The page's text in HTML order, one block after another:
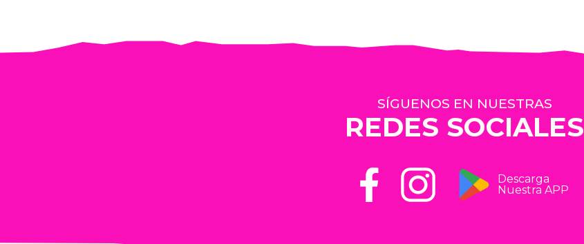
SÍGUENOS EN NUESTRAS
REDES SOCIALES
Descarga
Nuestra APP